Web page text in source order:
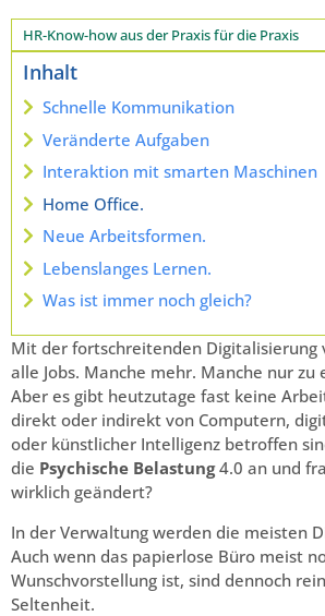
HR-Know-how aus der Praxis für die Praxis
Inhalt
Schnelle Kommunikation
Veränderte Aufgaben
Interaktion mit smarten Maschinen
Home Office.
Neue Arbeitsformen.
Lebenslanges Lernen.
Was ist immer noch gleich?
Mit der fortschreitenden Digitalisierung
alle Jobs. Manche mehr. Manche nur zu
Aber es gibt heutzutage fast keine
direkt oder indirekt von Computern,
oder künstlicher Intelligenz betroffen
die Psychische Belastung4.0 an und
wirklich geändert?
In der Verwaltung werden die meisten
Auch wenn das papierlose Büro meist
Wunschvorstellung ist, sind dennoch
Seltenheit.